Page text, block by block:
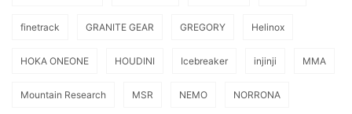
finetrack GRANITE GEAR GREGORY Helinox
HOKA ONEONE HOUDINI Icebreaker injinji MMA
Mountain Research MSR NEMO NORRONA